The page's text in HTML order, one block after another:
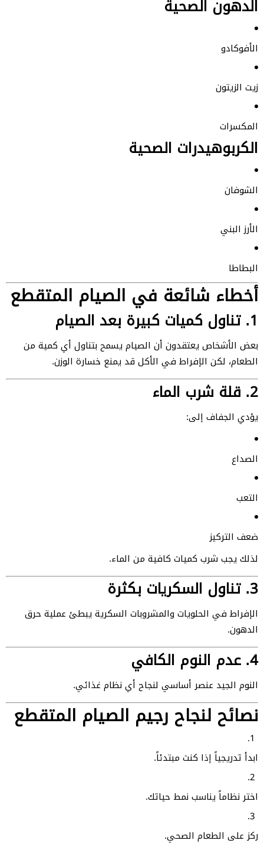
الدهون الصحية
الأفوكادو
زيت الزيتون
المكسرات
الكربوهيدرات الصحية
الشوفان
الأرز البني
البطاطا
أخطاء شائعة في الصيام المتقطع
1. تناول كميات كبيرة بعد الصيام
بعض الأشخاص يعتقدون أن الصيام يسمح بتناول أي كمية من
الطعام، لكن الإفراط في الأكل قد يمنع خسارة الوزن.
2. قلة شرب الماء
يؤدي الجفاف إلى:
الصداع
التعب
ضعف التركيز
لذلك يجب شرب كميات كافية من الماء.
3. تناول السكريات بكثرة
الإفراط في الحلويات والمشروبات السكرية يبطئ عملية حرق
الدهون.
4. عدم النوم الكافي
النوم الجيد عنصر أساسي لنجاح أي نظام غذائي.
نصائح لنجاح رجيم الصيام المتقطع
ابدأ تدريجياً إذا كنت مبتدئاً.
اختر نظاماً يناسب نمط حياتك.
ركز على الطعام الصحي.